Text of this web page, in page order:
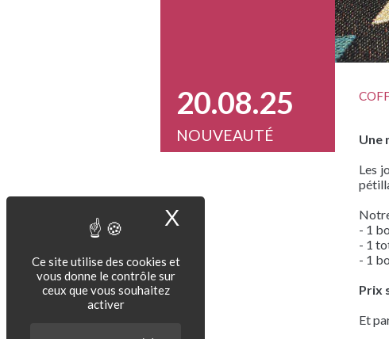
Ce site utilise des cookies et
vous donne le contrôle sur
ceux que vous souhaitez
activer
X Masquer le
20.08.25
NOUVEAUTÉ
Une
Les
- 1
- 1
- 1
Prix
Et